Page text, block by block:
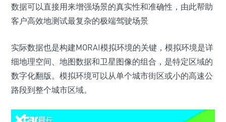
数据可以直接用来增强场景的真实性和准确性，由此帮助
客户高效地测试最复杂的极端驾驶场景
实际数据也是构建MORAI模拟环境的关键，模拟环境是详
细地理空间、地图数据和卫星图像的组合，是特定区域的
数字化翻版。模拟环境可以从单个城市街区或小的高速公
路段到整个城市区域。